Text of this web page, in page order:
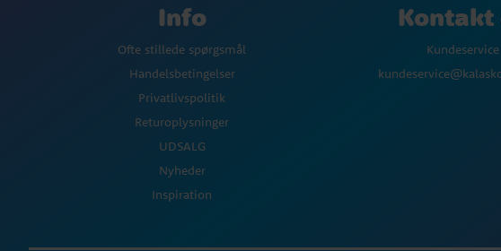
Info
Ofte stillede spørgsmål
Handelsbetingelser
Privatlivspolitik
Returoplysninger
UDSALG
Nyheder
Inspiration
Kontakt
Kundeservice